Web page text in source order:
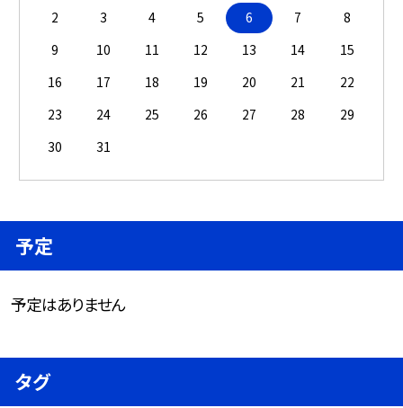
2
3 4 5 6 7
8
9
10 11 12 13 14
15
16
17 18 19 20 21
22
23
24 25 26 27 28
29
30
31
予定
予定はありません
タグ